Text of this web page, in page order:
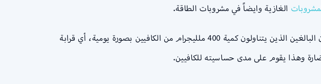
الغازية وايضاً في مشروبات الطاقة.
كما أن الكافيين متوفر أيضًا في صورة مكمل غذائي كما تشير إدارة الغذاء والدواء (FDA) إلى أن البالغين الذين يتناولون كمية 400 ملليجرام من الكافيين بصورة يومية، أي قرابة